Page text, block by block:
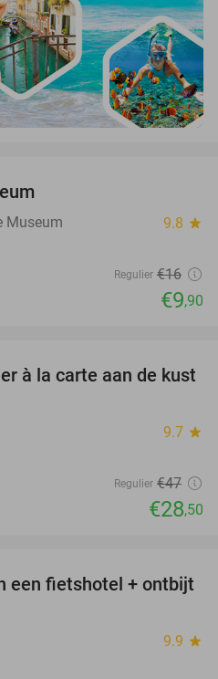
Museum 9.8 star
Regulier €16
€9,90
39%
à la carte aan de kust
9.7 star
Regulier €47
€28,50
19%
een fietshotel + ontbijt
9.9 star